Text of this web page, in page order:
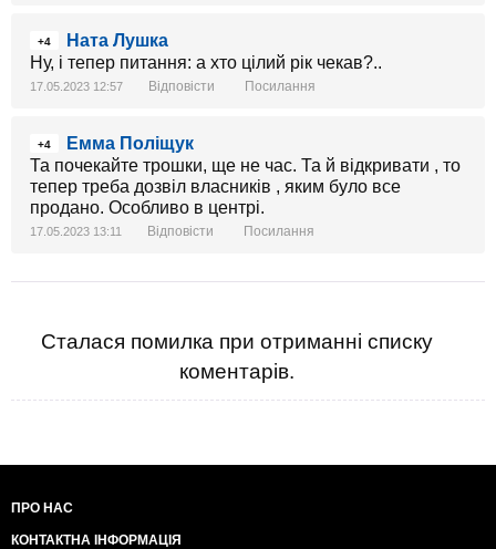
+4
Ната Лушка
Ну, і тепер питання: а хто цілий рік чекав?..
17.05.2023 12:57 Відповісти Посилання
+4
Емма Поліщук
Та почекайте трошки, ще не час. Та й відкривати , то
тепер треба дозвіл власників , яким було все
продано. Особливо в центрі.
17.05.2023 13:11 Відповісти Посилання
Сталася помилка при отриманні списку
коментарів.
ПРО НАС
КОНТАКТНА ІНФОРМАЦІЯ